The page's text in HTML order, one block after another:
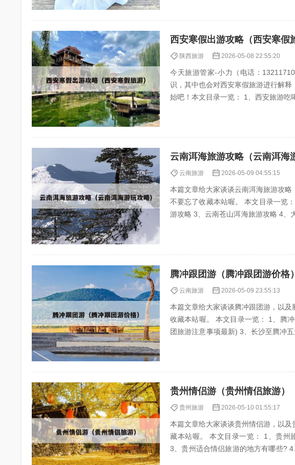
西安寒假出游攻略（西安寒假
陕西旅游 2026-05-08 22:55:20
今天旅游管家-小力（电话：
识，其中也会对西安寒假旅游进行解
始吧！本文目录一览： 1、西安旅游吃喝玩乐路线
云南洱海旅游攻略（云南洱海
云南旅游 2026-05-09 04:55:15
本篇文章给大家谈谈云南洱海旅游攻略
不要忘了收藏本站喔。 本文目录一览： 1、
游攻略 3、云南苍山洱海旅游攻略 4、大理坐船游洱海攻略 云南洱海旅游攻略自由行_云南旅游前必看
腾冲跟团游（腾冲跟团游价格）
云南旅游 2026-05-09 23:55:13
本篇文章给大家谈谈腾冲跟团游，以
收藏本站喔。 本文目录一览： 1、腾冲坐热气球攻略 2、成都到腾冲跟团
团旅游注意事项最新) 3、长沙至腾冲五天四晚旅游多少钱 腾冲坐热气球攻略 1、腾冲坐热气球攻略 体
贵州情侣游（贵州情侣旅游）
贵州旅游 2026-05-10 01:55:17
本篇文章给大家谈谈贵州情侣游，以
藏本站喔。 本文目录一览： 1、贵州旅游攻略 2、冬天贵阳好玩的地方适合情侣,
3、贵州适合情侣旅游的地方有哪些? 4、贵州有什么适合和朋友一起游玩散心的好去处? 5、贵州有哪